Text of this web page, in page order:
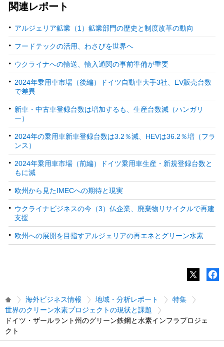
関連レポート
アルジェリア鉱業（1）鉱業部門の歴史と制度改革の動向
フードテックの活用、わさびを世界へ
ウクライナへの輸送、輸入通関の事前準備が重要
2024年乗用車市場（後編）ドイツ自動車大手3社、EV販売台数
で差異
新車・中古車登録台数は増加するも、生産台数減（ハンガリ
ー）
2024年の乗用車新車登録台数は3.2％減、HEVは36.2％増（フラ
ンス）
2024年乗用車市場（前編）ドイツ乗用車生産・新規登録台数と
もに減
欧州から見たIMECへの期待と現実
ウクライナビジネスの今（3）仏企業、廃棄物リサイクルで再建
支援
欧州への展開を目指すアルジェリアの再エネとグリーン水素
海外ビジネス情報 地域・分析レポート
特集
世界のクリーン水素プロジェクトの現状と課題
ドイツ・ザールラント州のグリーン鉄鋼と水素インフラプロジェ
クト